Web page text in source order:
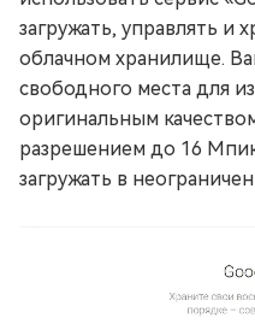
загружать, управлять и
облачном хранилище.
свободного места для
оригинальным
разрешением до 16
загружать в